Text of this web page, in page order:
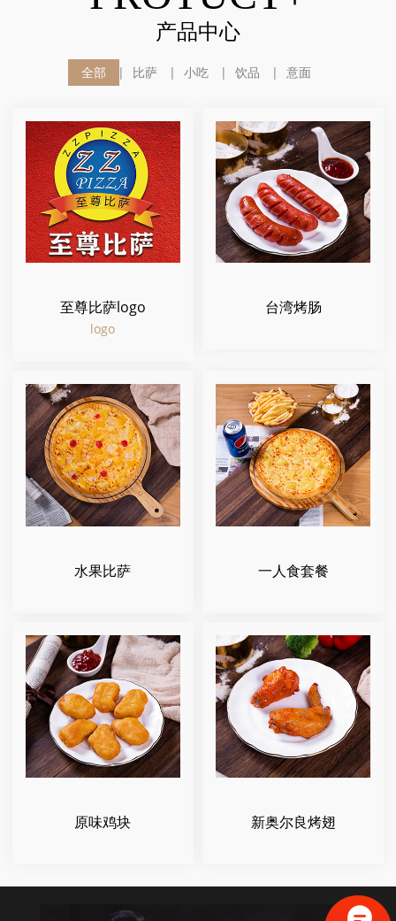
产品中心
全部 比萨 小吃 饮品 意面
至尊比萨logo
logo
台湾烤肠
水果比萨 一人食套餐
原味鸡块 新奥尔良烤翅